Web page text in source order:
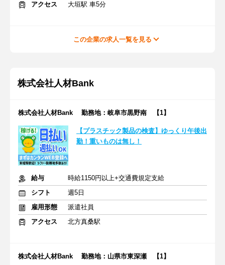
アクセス
大垣駅 車5分
この企業の求人一覧を見る
株式会社人材Bank
株式会社人材Bank 勤務地：岐阜市黒野南 【1】
【プラスチック製品の検査】ゆっくり午後出
勤！重いものは無し！
給与
時給1150円以上+交通費規定支給
シフト
週5日
雇用形態
派遣社員
アクセス
北方真桑駅
株式会社人材Bank 勤務地：山県市東深瀬 【1】